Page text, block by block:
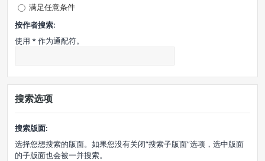
满足任意条件
按作者搜索:
使用 * 作为通配符。
搜索选项
搜索版面:
选择您想搜索的版面。如果您没有关闭“搜索子版面”选项，选中版面
的子版面也会被一并搜索。